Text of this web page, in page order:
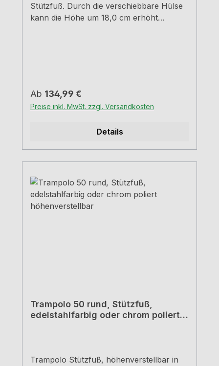
Stützfuß. Durch die verschiebbare Hülse
kann die Höhe um 18,0 cm erhöht
Regulärer Preis:
Ab 134,99 €
Preise inkl. MwSt. zzgl. Versandkosten
Details
Trampolo 50 rund, Stützfuß,
edelstahlfarbig oder chrom poliert
Trampolo Stützfuß, höhenverstellbar in